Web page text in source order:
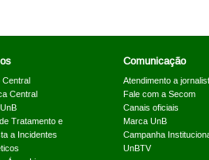
Central
Central
Tratamento e
a Incidentes
Comunicação
Atendimento a
Fale com a Secom
Canais oficiais
Marca UnB
Campanha
UnBTV